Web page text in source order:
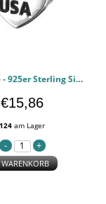
USA-Herz- - 925er Sterling Silber Schlichte Beads PCJW19832
€15,86
124 am Lager